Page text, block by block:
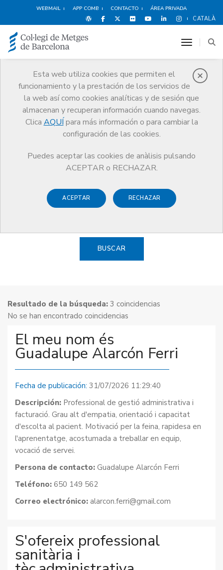
WEBMAIL APP COMB CONTACTO ÁREA PRIVADA
CATALÀ
Esta web utiliza cookies que permiten el
funcionamiento y la prestación de los servicios de
la web así como cookies analíticas y de sesión que
almacenan y recuperan información cuando navegas.
Clica AQUÍ para más información o para cambiar la
configuración de las cookies.
Puedes aceptar las cookies de anàlisis pulsando
ACEPTAR o RECHAZAR.
ACEPTAR RECHAZAR
toggle
Pequeños
anuncios
Servicios Otros servicios Pequeños anuncios
BUSCAR
Resultado de la búsqueda: 3 coincidencias
No se han encontrado coincidencias
El meu nom és
Guadalupe Alarcón Ferri
Fecha de publicación: 31/07/2026 11:29:40
Descripción: Professional de gestió administrativa i
facturació. Grau alt d'empatia, orientació i capacitat
d'escolta al pacient. Motivació per la feina, rapidesa en
l'aprenentatge, acostumada a treballar en equip,
vocació de servei.
Persona de contacto: Guadalupe Alarcón Ferri
Teléfono: 650 149 562
Correo electrónico: alarcon.ferri@gmail.com
S'ofereix professional
sanitària i